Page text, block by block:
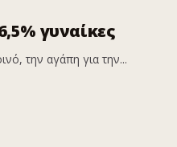
γυναίκες
την αγάπη για την...